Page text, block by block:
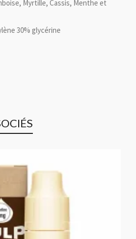
Myrtille, Cassis, Menthe et
30% glycérine